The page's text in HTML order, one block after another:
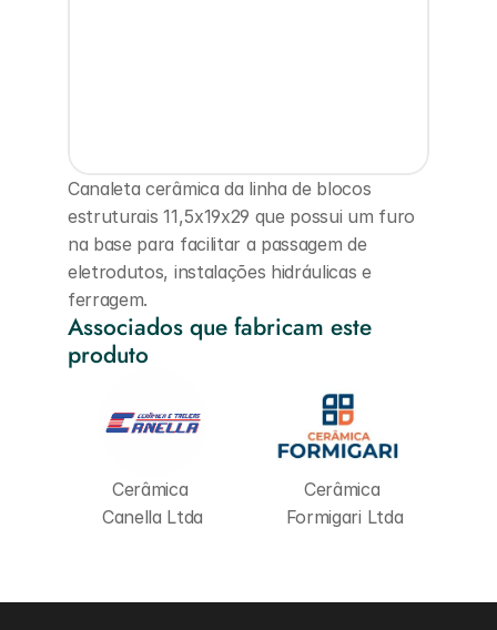
Canaleta cerâmica da linha de blocos
estruturais 11,5x19x29 que possui um furo
na base para facilitar a passagem de
eletrodutos, instalações hidráulicas e
ferragem.
Associados que fabricam este
produto
Cerâmica
Canella Ltda
Cerâmica
Formigari Ltda